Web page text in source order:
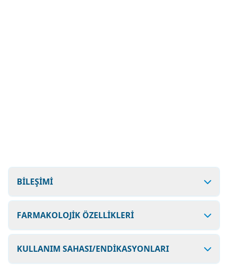
BİLEŞİMİ
FARMAKOLOJİK ÖZELLİKLERİ
KULLANIM SAHASI/ENDİKASYONLARI